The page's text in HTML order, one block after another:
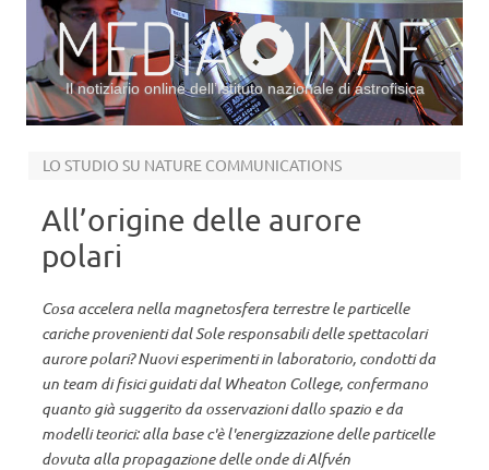
Il notiziario online dell’Istituto nazionale di astrofisica
LO STUDIO SU NATURE COMMUNICATIONS
All’origine delle aurore
polari
Cosa accelera nella magnetosfera terrestre le particelle
cariche provenienti dal Sole responsabili delle spettacolari
aurore polari? Nuovi esperimenti in laboratorio, condotti da
un team di fisici guidati dal Wheaton College, confermano
quanto già suggerito da osservazioni dallo spazio e da
modelli teorici: alla base c'è l'energizzazione delle particelle
dovuta alla propagazione delle onde di Alfvén